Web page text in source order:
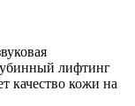
лифтинг
качество кожи на